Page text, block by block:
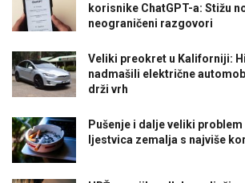
korisnike ChatGPT-a: Stižu
neograničeni razgovori
Veliki preokret u Kaliforniji:
nadmašili električne
drži vrh
Pušenje i dalje veliki problem
ljestvica zemalja s najviše